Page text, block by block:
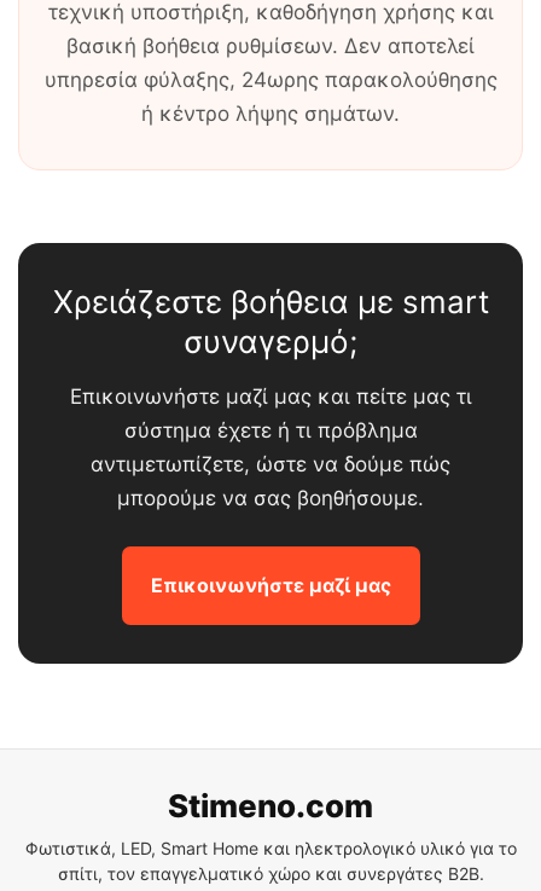
τεχνική υποστήριξη, καθοδήγηση χρήσης και
βασική βοήθεια ρυθμίσεων. Δεν αποτελεί
υπηρεσία φύλαξης, 24ωρης παρακολούθησης
ή κέντρο λήψης σημάτων.
Χρειάζεστε βοήθεια με smart
συναγερμό;
Επικοινωνήστε μαζί μας και πείτε μας τι
σύστημα έχετε ή τι πρόβλημα
αντιμετωπίζετε, ώστε να δούμε πώς
μπορούμε να σας βοηθήσουμε.
Επικοινωνήστε μαζί μας
Stimeno.com
Φωτιστικά, LED, Smart Home και ηλεκτρολογικό υλικό για το
σπίτι, τον επαγγελματικό χώρο και συνεργάτες B2B.